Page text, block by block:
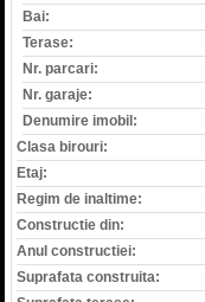
Bai:
Terase:
Nr. parcari:
Nr. garaje:
Denumire imobil:
Clasa birouri:
Etaj:
Regim de inaltime:
Constructie din:
Anul constructiei:
Suprafata construita: